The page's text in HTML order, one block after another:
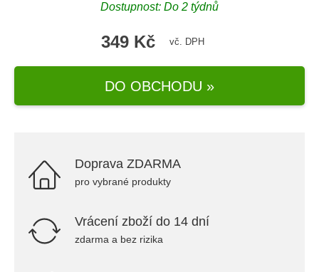
Dostupnost: Do 2 týdnů
349 Kč vč. DPH
DO OBCHODU »
Doprava ZDARMA
pro vybrané produkty
Vrácení zboží do 14 dní
zdarma a bez rizika